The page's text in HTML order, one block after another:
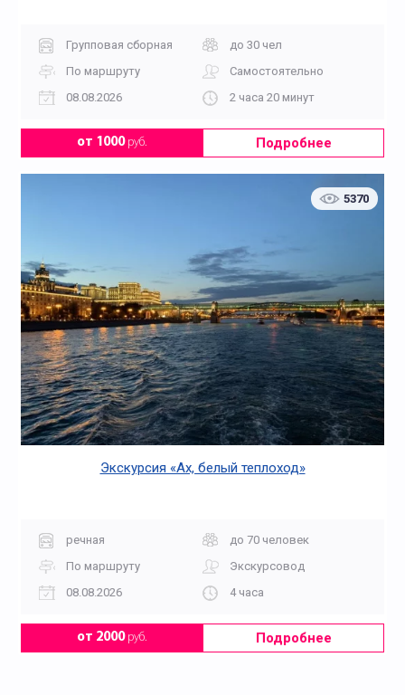
Групповая сборная
до 30 чел
По маршруту
Самостоятельно
08.08.2026
2 часа 20 минут
от 1000руб. Подробнее
5370
Экскурсия «Ах, белый теплоход»
речная
до 70 человек
По маршруту
Экскурсовод
08.08.2026
4 часа
от 2000руб. Подробнее